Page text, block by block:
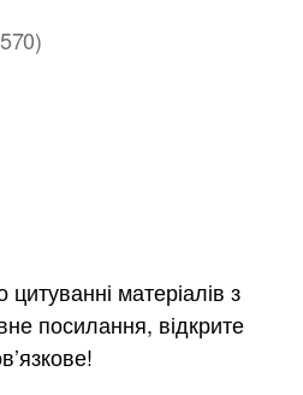
матеріалів з
посилання, відкрите